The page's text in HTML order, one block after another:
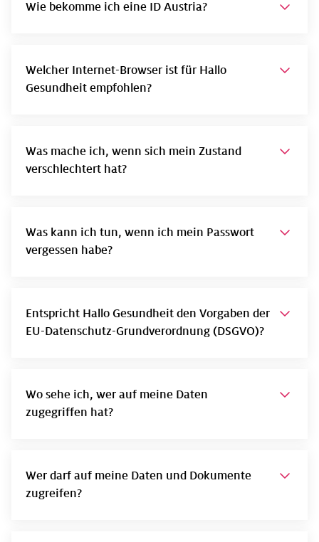
Wie bekomme ich eine ID Austria?
Welcher Internet-Browser ist für Hallo
Gesundheit empfohlen?
Was mache ich, wenn sich mein Zustand
verschlechtert hat?
Was kann ich tun, wenn ich mein Passwort
vergessen habe?
Entspricht Hallo Gesundheit den Vorgaben der
EU-Datenschutz-Grundverordnung (DSGVO)?
Wo sehe ich, wer auf meine Daten
zugegriffen hat?
Wer darf auf meine Daten und Dokumente
zugreifen?